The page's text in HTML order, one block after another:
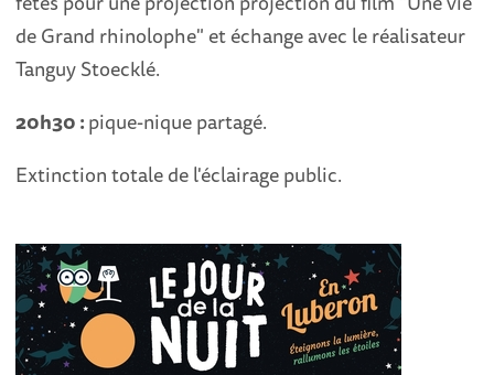
de Grand rhinolophe" et échange avec le réalisateur
Tanguy Stoecklé.
20h30 :pique-nique partagé.
Extinction totale de l'éclairage public.